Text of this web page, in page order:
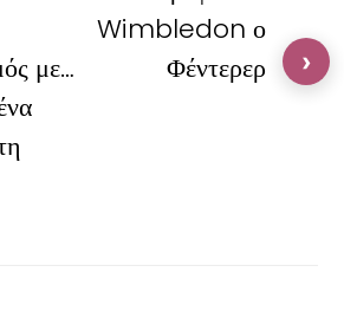
με…
Wimbledon ο
Φέντερερ
›